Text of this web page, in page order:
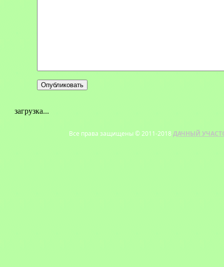
загрузка...
Все права защищены © 2011-2018 ДАЧНЫЙ